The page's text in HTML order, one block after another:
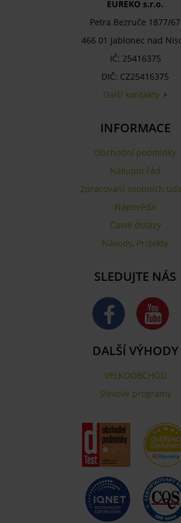
EUREKO s.r.o.
Petra Bezruče 1877/67
466 01 Jablonec nad
IČ: 25416375
DIČ: CZ25416375
Další kontakty
INFORMACE
Obchodní podmínky
Nákupní řád
Zpracování osobních
Nápověda
Časté dotazy
Návody, Projekty
SLEDUJTE NÁS
DALŠÍ VÝHODY
VELKOOBCHOD
Slevové programy